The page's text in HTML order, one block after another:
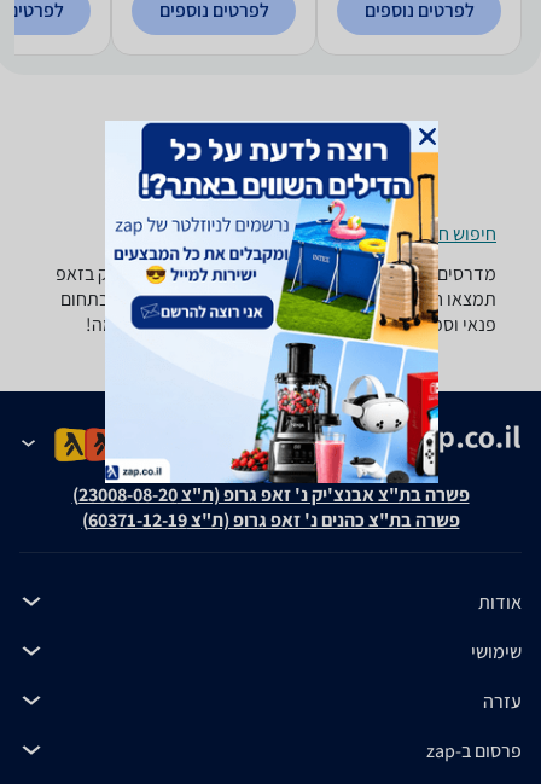
לפרטים נוספים לפרטים נוספים לפרטים
חיפוש חנויות מדרסים לפי עיר
מדרסים ‏50 - 100 ‏₪ -נמצאו 0 מוצרים. מחפש מדרס? רק בזאפ
תמצאו חוות דעת, השוואת מחירים ביותר מאלף חנויות בתחום
פנאי וספורט וכל המידע הנחוץ עבור קבלת החלטה חכמה!
פשרה בת"צ אבנצ'יק נ' זאפ גרופ (ת"צ 23008-08-20)
פשרה בת"צ כהנים נ' זאפ גרופ (ת"צ 60371-12-19)
אודות
שימושי
עזרה
פרסום ב-zap